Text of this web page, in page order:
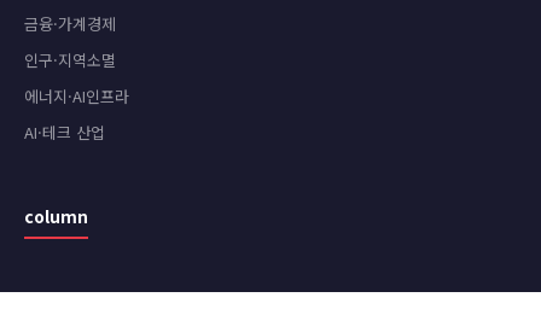
금융·가계경제
인구·지역소멸
에너지·AI인프라
AI·테크 산업
column